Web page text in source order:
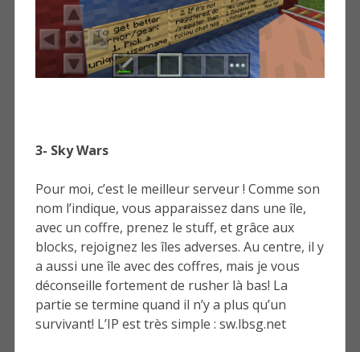
3- Sky Wars
Pour moi, c’est le meilleur serveur ! Comme son
nom l’indique, vous apparaissez dans une île,
avec un coffre, prenez le stuff, et grâce aux
blocks, rejoignez les îles adverses. Au centre, il y
a aussi une île avec des coffres, mais je vous
déconseille fortement de rusher là bas! La
partie se termine quand il n’y a plus qu’un
survivant! L’IP est très simple : sw.lbsg.net